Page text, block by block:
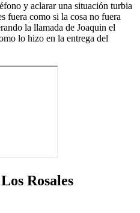
y aclarar una situación turbia
fuera como si la cosa no fuera
la llamada de Joaquin el
lo hizo en la entrega del
Rosales